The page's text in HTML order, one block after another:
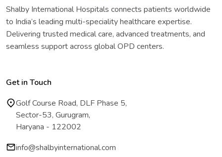
Shalby International Hospitals connects patients worldwide
to India’s leading multi-speciality healthcare expertise.
Delivering trusted medical care, advanced treatments, and
seamless support across global OPD centers.
Get in Touch
Golf Course Road, DLF Phase 5,
Sector-53, Gurugram,
Haryana - 122002
info@shalbyinternational.com